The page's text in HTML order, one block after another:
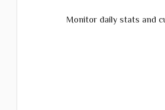
Monitor daily stats and